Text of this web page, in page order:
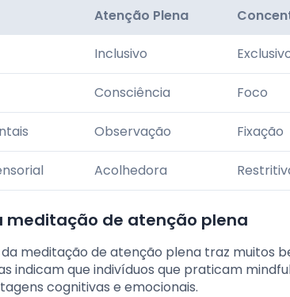
Atenção Plena
Inclusivo
Consciência Foco
Observação Fixação
Acolhedora
meditação de atenção plena
meditação de atenção plena traz muitos
indicam que indivíduos que praticam
cognitivas e emocionais.